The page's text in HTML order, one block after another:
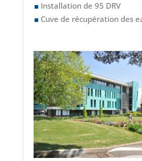
Installation de 95 DRV
Cuve de récupération des